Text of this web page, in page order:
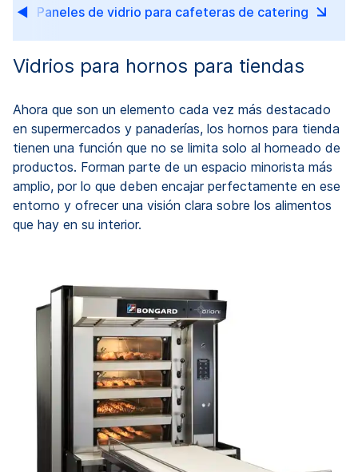
Paneles de vidrio para cafeteras de catering
Vidrios para hornos para tiendas
Ahora que son un elemento cada vez más destacado
en supermercados y panaderías, los hornos para tienda
tienen una función que no se limita solo al horneado de
productos. Forman parte de un espacio minorista más
amplio, por lo que deben encajar perfectamente en ese
entorno y ofrecer una visión clara sobre los alimentos
que hay en su interior.